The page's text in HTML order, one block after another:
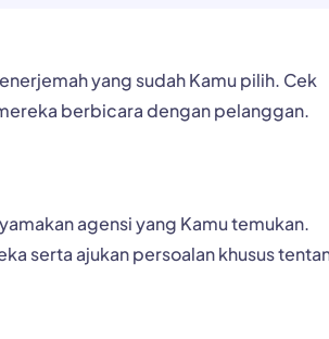
yang sudah Kamu pilih. Cek
berbicara dengan pelanggan.
agensi yang Kamu temukan.
serta ajukan persoalan khusus